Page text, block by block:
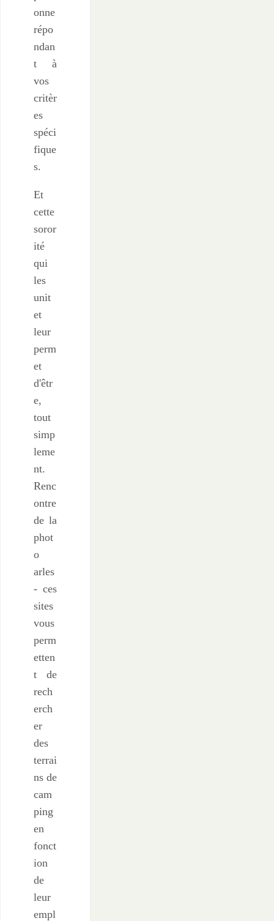
onne
répo
ndan
t à
vos
critèr
es
spéci
fique
s.
Et
cette
soror
ité
qui
les
unit
et
leur
perm
et
d'êtr
e,
tout
simp
leme
nt.
Renc
ontre
de la
phot
o
arles
- ces
sites
vous
perm
etten
t de
rech
erch
er
des
terrai
ns de
cam
ping
en
fonct
ion
de
leur
empl